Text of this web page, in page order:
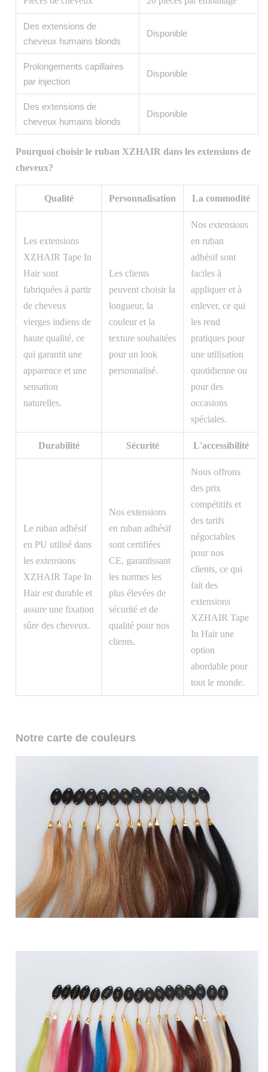
Des extensions de
cheveux humains blonds
Disponible
Prolongements capillaires
par injection
Disponible
Des extensions de
cheveux humains blonds
Disponible
Pourquoi choisir le ruban XZHAIR dans les extensions de
cheveux?
Qualité Personnalisation La commodité
Les extensions
XZHAIR Tape In
Hair sont
fabriquées à partir
de cheveux
vierges indiens de
haute qualité, ce
qui garantit une
apparence et une
sensation
naturelles.
Les clients
peuvent choisir la
longueur, la
couleur et la
texture souhaitées
pour un look
personnalisé.
Nos extensions
en ruban
adhésif sont
faciles à
appliquer et à
enlever, ce qui
les rend
pratiques pour
une utilisation
quotidienne ou
pour des
occasions
spéciales.
Durabilité Sécurité L'accessibilité
Le ruban adhésif
en PU utilisé dans
les extensions
XZHAIR Tape In
Hair est durable et
assure une fixation
sûre des cheveux.
Nos extensions
en ruban adhésif
sont certifiées
CE, garantissant
les normes les
plus élevées de
sécurité et de
qualité pour nos
clients.
Nous offrons
des prix
compétitifs et
des tarifs
négociables
pour nos
clients, ce qui
fait des
extensions
XZHAIR Tape
In Hair une
option
abordable pour
tout le monde.
Notre carte de couleurs